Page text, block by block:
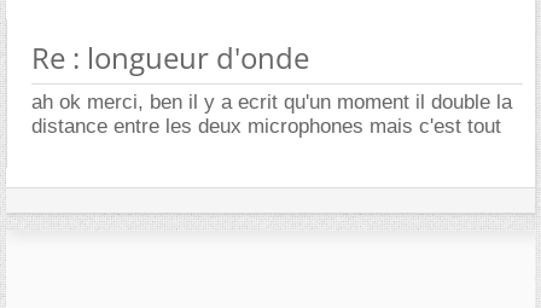
Re : longueur d'onde
ah ok merci, ben il y a ecrit qu'un moment il double la
distance entre les deux microphones mais c'est tout